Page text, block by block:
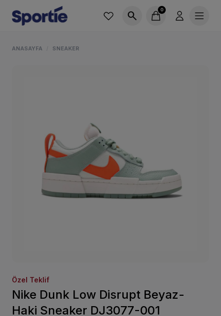
search 0
ANASAYFA SNEAKER
Özel Teklif
Nike Dunk Low Disrupt Beyaz-
Haki Sneaker DJ3077-001